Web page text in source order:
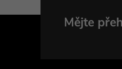
Mějte